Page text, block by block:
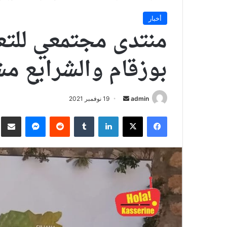
أخبار
منتدى مجتمعي
بوزقام
admin
أرسل
إلكترونيا
19 نوفمبر 2021
فيسبوك X لينكدإن ماسنجر